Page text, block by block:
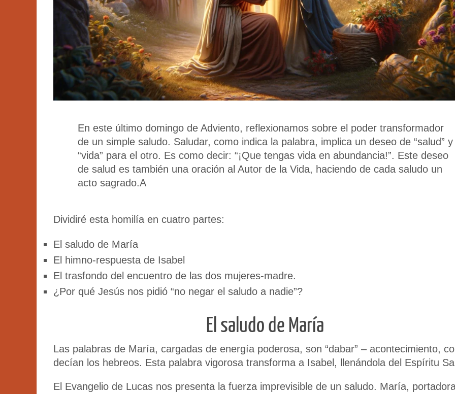
En este último domingo de Adviento, reflexionamos sobre el poder transformador
de un simple saludo. Saludar, como indica la palabra, implica un deseo de “salud” y
“vida” para el otro. Es como decir: “¡Que tengas vida en abundancia!”. Este deseo
de salud es también una oración al Autor de la Vida, haciendo de cada saludo un
acto sagrado.A
Dividiré esta homilía en cuatro partes:
El saludo de María
El himno-respuesta de Isabel
El trasfondo del encuentro de las dos mujeres-madre.
¿Por qué Jesús nos pidió “no negar el saludo a nadie”?
El saludo de María
Las palabras de María, cargadas de energía poderosa, son “dabar” – acontecimiento,
decían los hebreos. Esta palabra vigorosa transforma a Isabel, llenándola del Espíritu
El Evangelio de Lucas nos presenta la fuerza imprevisible de un saludo. María,